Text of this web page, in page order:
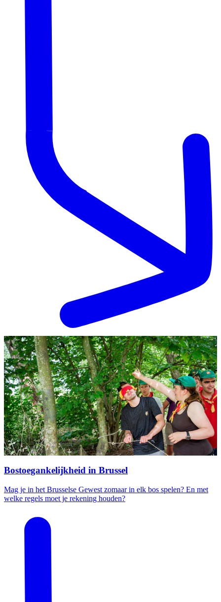
Bostoegankelijkheid in Brussel
Mag je in het Brusselse Gewest zomaar in elk bos spelen? En met
welke regels moet je rekening houden?